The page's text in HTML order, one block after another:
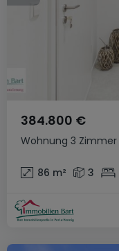
Wohnung 3 Zimmer
384.800 €
86 m² 3